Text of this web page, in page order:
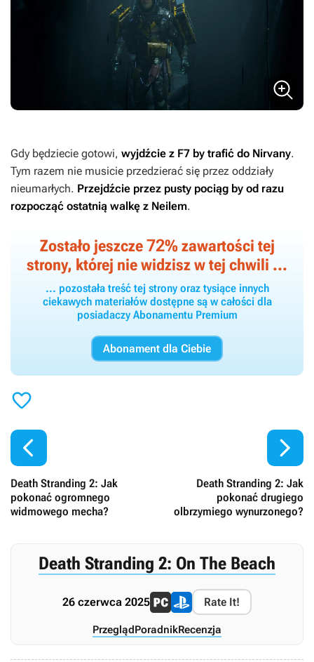
Gdy będziecie gotowi, wyjdźcie z F7 by trafić do Nirvany.
Tym razem nie musicie przedzierać się przez oddziały
nieumarłych. Przejdźcie przez pusty pociąg by od razu
rozpocząć ostatnią walkę z Neilem.
Zostało jeszcze72% zawartości tej
strony, której nie widzisz w tej chwili ...
... pozostała treść tej strony oraz tysiące innych
ciekawych materiałów dostępne są w całości dla
posiadaczy Abonamentu Premium
Abonament dla Ciebie


Death Stranding 2: Jak
pokonać ogromnego
widmowego mecha?
Death Stranding 2: Jak
pokonać drugiego
olbrzymiego wynurzonego?

Death Stranding 2: On The Beach
26 czerwca 2025 Rate It!
PrzeglądPoradnikRecenzja